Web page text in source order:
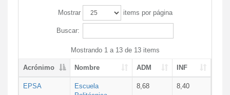
Mostrar items por página
Buscar:
Mostrando 1 a 13 de 13 items
Acrónimo Nombre ADM INF
EPSA
Escuela
8,68 8,40